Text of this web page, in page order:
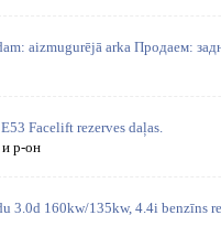
aizmugurējā arka Продаем:
Facelift rezerves daļas.
р-он
3.0d 160kw/135kw, 4.4i benzīns